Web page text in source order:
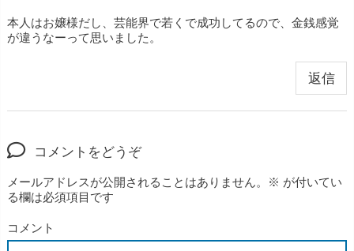
本人はお嬢様だし、芸能界で若くで成功してるので、金銭感覚
が違うなーって思いました。
返信
コメントをどうぞ
メールアドレスが公開されることはありません。 ※ が付いてい
る欄は必須項目です
コメント